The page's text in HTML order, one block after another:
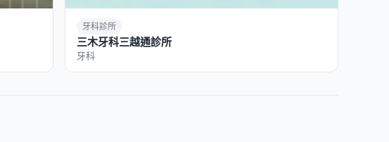
牙科診所
三木牙科三越通診所
牙科